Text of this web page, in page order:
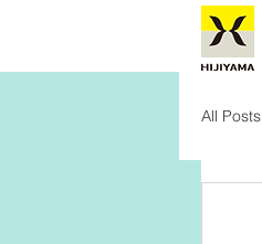
All Posts